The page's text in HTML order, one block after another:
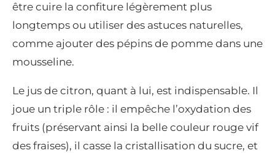
être cuire la confiture légèrement plus
longtemps ou utiliser des astuces naturelles,
comme ajouter des pépins de pomme dans une
mousseline.
Le jus de citron, quant à lui, est indispensable. Il
joue un triple rôle : il empêche l’oxydation des
fruits (préservant ainsi la belle couleur rouge vif
des fraises), il casse la cristallisation du sucre, et